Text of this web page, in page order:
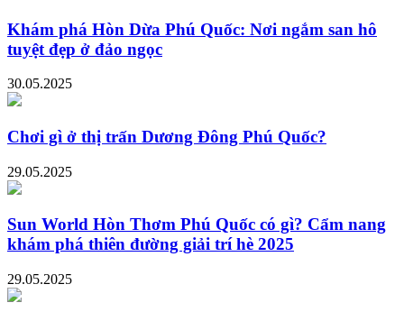
Khám phá Hòn Dừa Phú Quốc: Nơi ngắm san hô
tuyệt đẹp ở đảo ngọc
30.05.2025
Chơi gì ở thị trấn Dương Đông Phú Quốc?
29.05.2025
Sun World Hòn Thơm Phú Quốc có gì? Cẩm nang
khám phá thiên đường giải trí hè 2025
29.05.2025